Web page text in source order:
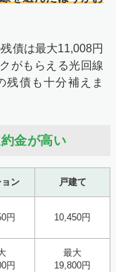
債は最大11,008円
がもらえる光回線
残債も十分補えま
金が高い
ン 戸建て
円 10,450円
円
最大
19,800円